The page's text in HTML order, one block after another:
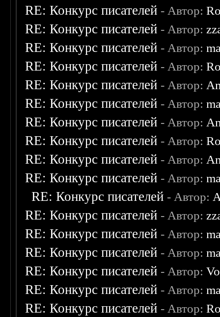
RE: Конкурс писателей - Автор:
RE: Конкурс писателей - Автор:
RE: Конкурс писателей - Автор:
RE: Конкурс писателей - Автор:
RE: Конкурс писателей - Автор:
RE: Конкурс писателей - Автор:
RE: Конкурс писателей - Автор:
RE: Конкурс писателей - Автор:
RE: Конкурс писателей - Автор:
RE: Конкурс писателей - Автор:
RE: Конкурс писателей - Автор:
RE: Конкурс писателей - Автор:
RE: Конкурс писателей - Автор:
RE: Конкурс писателей - Автор:
RE: Конкурс писателей - Автор:
RE: Конкурс писателей - Автор:
RE: Конкурс писателей - Автор: